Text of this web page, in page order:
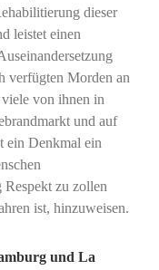
dieser
leistet einen
verfügten Morden an
von ihnen in
und auf
ein Denkmal ein
zu zollen
ist, hinzuweisen.
und La